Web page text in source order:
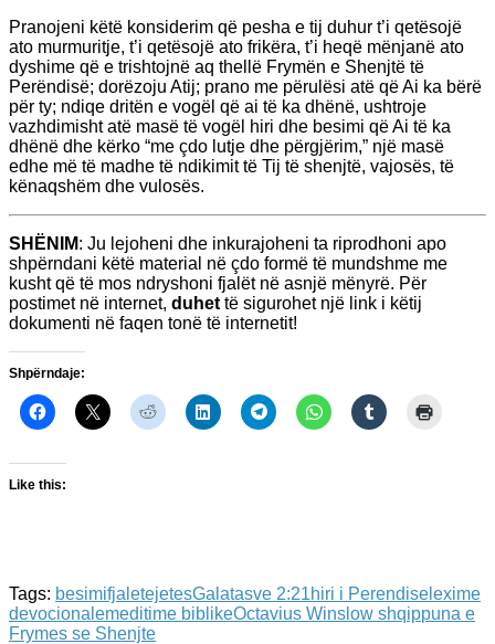
Pranojeni këtë konsiderim që pesha e tij duhur t’i qetësojë
ato murmuritje, t’i qetësojë ato frikëra, t’i heqë mënjanë ato
dyshime që e trishtojnë aq thellë Frymën e Shenjtë të
Perëndisë; dorëzoju Atij; prano me përulësi atë që Ai ka bërë
për ty; ndiqe dritën e vogël që ai të ka dhënë, ushtroje
vazhdimisht atë masë të vogël hiri dhe besimi që Ai të ka
dhënë dhe kërko “me çdo lutje dhe përgjërim,” një masë
edhe më të madhe të ndikimit të Tij të shenjtë, vajosës, të
kënaqshëm dhe vulosës.
SHËNIM: Ju lejoheni dhe inkurajoheni ta riprodhoni apo
shpërndani këtë material në çdo formë të mundshme me
kusht që të mos ndryshoni fjalët në asnjë mënyrë. Për
postimet në internet, duhet të sigurohet një link i këtij
dokumenti në faqen tonë të internetit!
Shpërndaje:
Like this:
Tags: besimifjaletejetesGalatasve 2:21hiri i Perendise lexime
devocionalemeditime biblikeOctavius Winslow shqippuna e
Frymes se Shenjte